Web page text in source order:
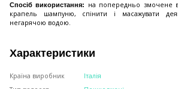
Спосіб використання: на попередньо змочене
крапель шампуню, спінити і масажувати
негарячою водою.
Характеристики
Країна виробник
Італія